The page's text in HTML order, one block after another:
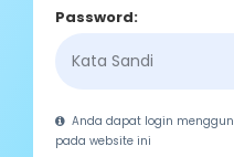
Password:
Anda dapat login
pada website ini